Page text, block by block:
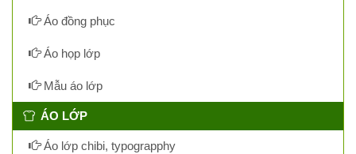
Áo đồng phục
Áo họp lớp
Mẫu áo lớp
ÁO LỚP
Áo lớp chibi, typograpphy